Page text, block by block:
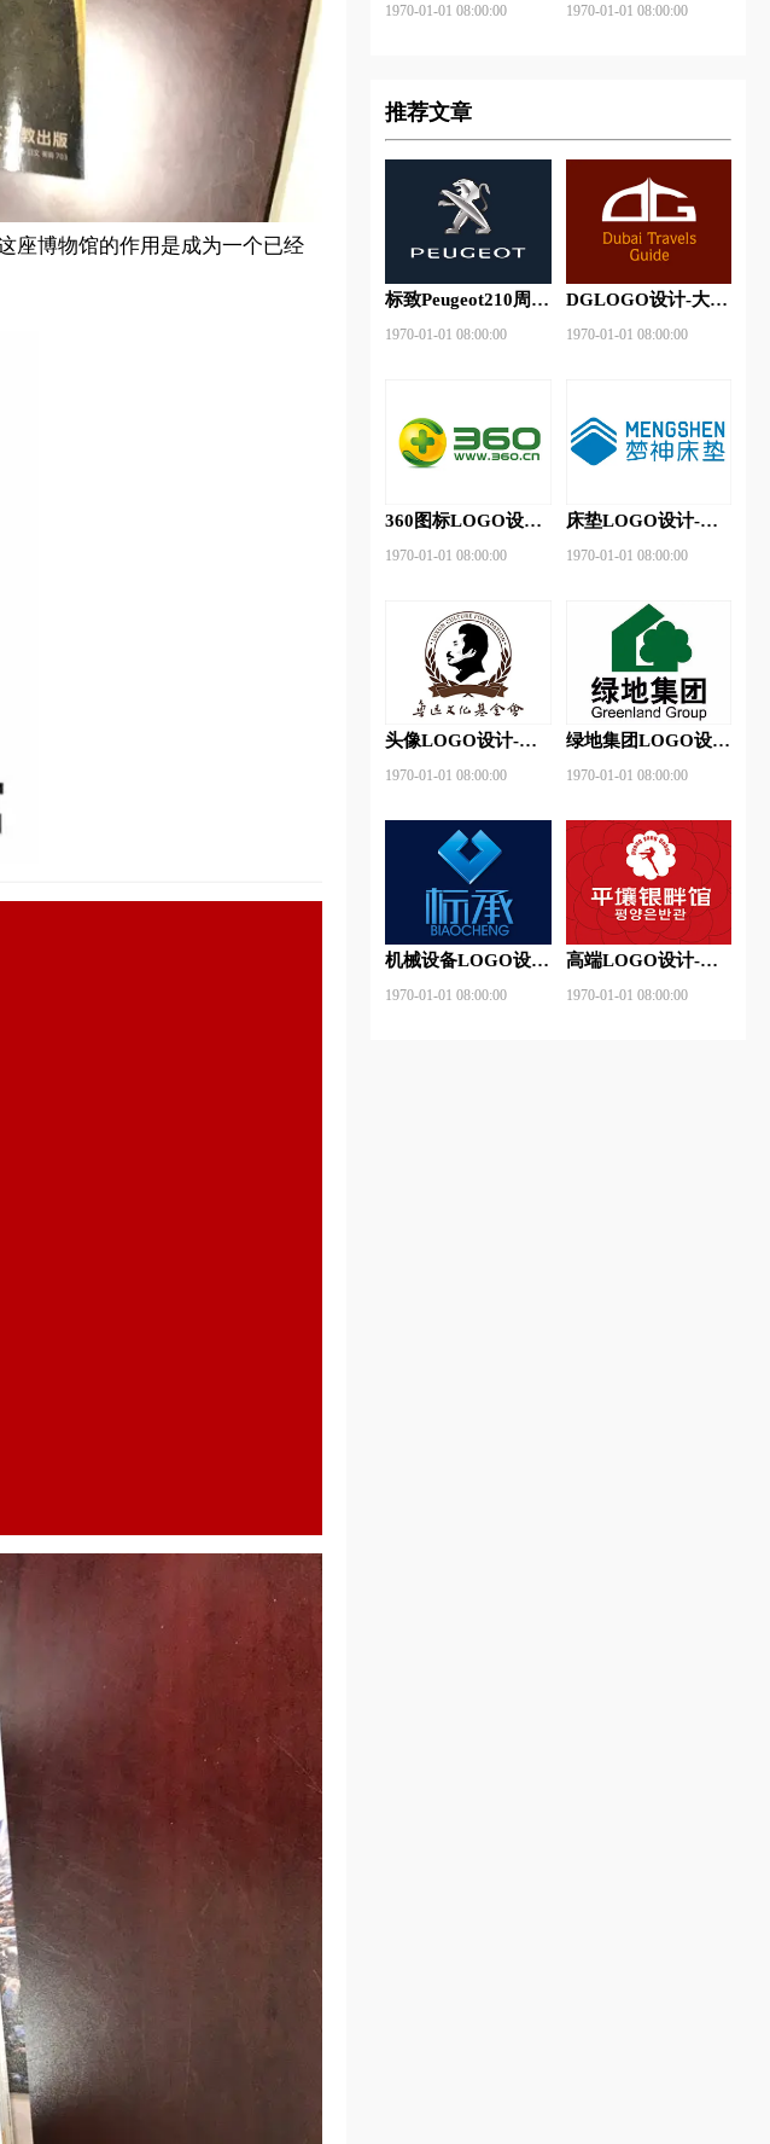
座博物馆的作用是成为一个已经
保险品牌logo设计
1970-01-01 08:00:00
品牌logo设计
1970-01-01 08:00:00
推荐文章
标致Peugeot210周年
1970-01-01 08:00:00
DGLOGO设计-大观
1970-01-01 08:00:00
360图标LOGO设计-
logo设计
1970-01-01 08:00:00
床垫LOGO设计-梦
1970-01-01 08:00:00
头像LOGO设计-鲁
计
1970-01-01 08:00:00
绿地集团LOGO设
logo设计
1970-01-01 08:00:00
机械设备LOGO设
logo设计
1970-01-01 08:00:00
高端LOGO设计-平
计
1970-01-01 08:00:00